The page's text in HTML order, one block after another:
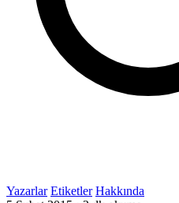
Yazarlar Etiketler Hakkında